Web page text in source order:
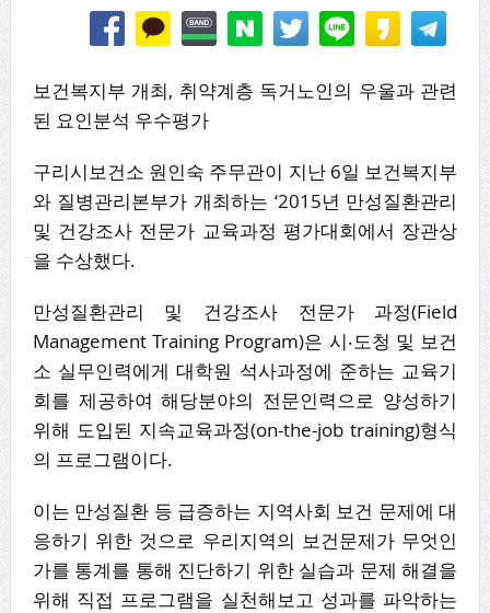
보건복지부 개최, 취약계층 독거노인의 우울과 관련
된 요인분석 우수평가
구리시보건소 원인숙 주무관이 지난 6일 보건복지부
와 질병관리본부가 개최하는 ‘2015년 만성질환관리
및 건강조사 전문가 교육과정 평가대회에서 장관상
을 수상했다.
만성질환관리 및 건강조사 전문가 과정(Field
Management Training Program)은 시‧도청 및 보건
소 실무인력에게 대학원 석사과정에 준하는 교육기
회를 제공하여 해당분야의 전문인력으로 양성하기
위해 도입된 지속교육과정(on-the-job training)형식
의 프로그램이다.
이는 만성질환 등 급증하는 지역사회 보건 문제에 대
응하기 위한 것으로 우리지역의 보건문제가 무엇인
가를 통계를 통해 진단하기 위한 실습과 문제 해결을
위해 직접 프로그램을 실천해보고 성과를 파악하는